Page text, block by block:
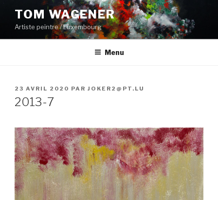
contenu
principal
TOM WAGENER
Artiste peintre / Luxembourg
Menu
PUBLIÉ
LE
23 AVRIL 2020 PAR JOKER2@PT.LU
2013-7